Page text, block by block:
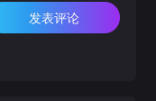
发表评论